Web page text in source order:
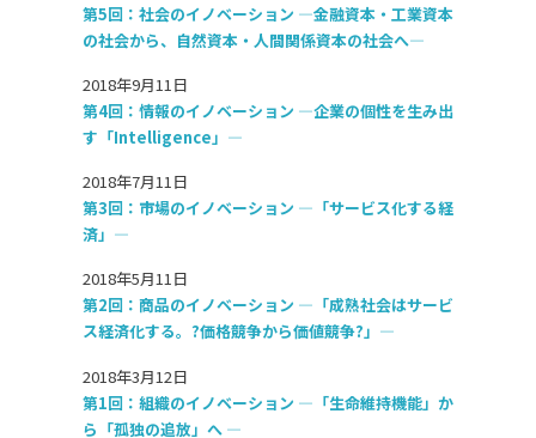
第5回：社会のイノベーション ―金融資本・工業資本
の社会から、自然資本・人間関係資本の社会へ―
2018年9月11日
第4回：情報のイノベーション ―企業の個性を生み出
す「Intelligence」―
2018年7月11日
第3回：市場のイノベーション ―「サービス化する経
済」―
2018年5月11日
第2回：商品のイノベーション ―「成熟社会はサービ
ス経済化する。?価格競争から価値競争?」―
2018年3月12日
第1回：組織のイノベーション ―「生命維持機能」か
ら「孤独の追放」へ ―